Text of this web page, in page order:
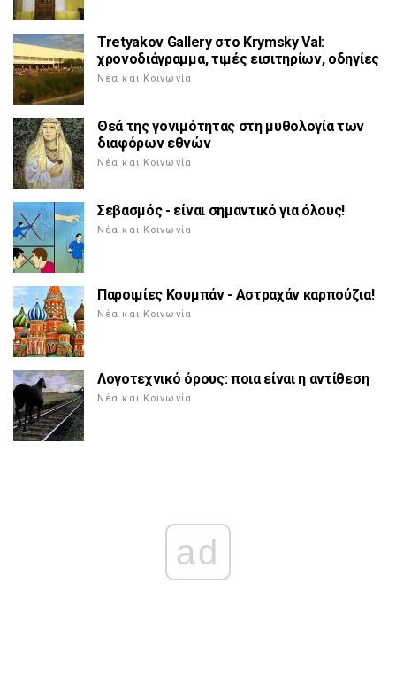
Tretyakov Gallery στο Krymsky Val:
χρονοδιάγραμμα, τιμές εισιτηρίων, οδηγίες
Νέα και Κοινωνία
Θεά της γονιμότητας στη μυθολογία των
διαφόρων εθνών
Νέα και Κοινωνία
Σεβασμός - είναι σημαντικό για όλους!
Νέα και Κοινωνία
Παροιμίες Κουμπάν - Αστραχάν καρπούζια!
Νέα και Κοινωνία
Λογοτεχνικό όρους: ποια είναι η αντίθεση
Νέα και Κοινωνία
ad